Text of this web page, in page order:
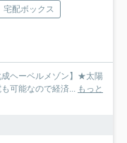
宅配ボックス
成ヘーベルメゾン】★太陽
可能なので経済...
もっと